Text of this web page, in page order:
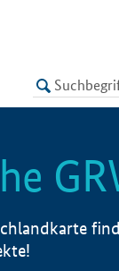
LISTE